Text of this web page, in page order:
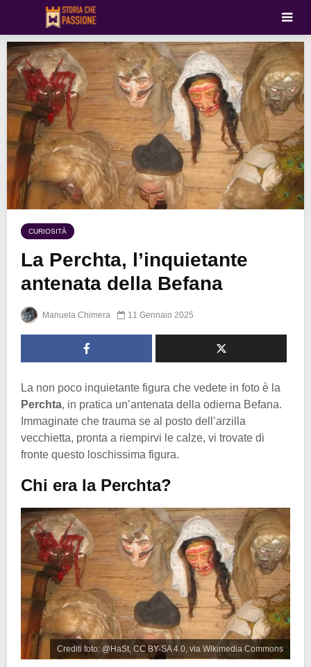
CURIOSITÀ
La Perchta, l’inquietante
antenata della Befana
Manuela Chimera 11 Gennaio 2025
La non poco inquietante figura che vedete in foto è la
Perchta, in pratica un’antenata della odierna Befana.
Immaginate che trauma se al posto dell’arzilla
vecchietta, pronta a riempirvi le calze, vi trovate di
fronte questo loschissima figura.
Chi era la Perchta?
Crediti foto: @HaSt, CC BY-SA 4.0, via Wikimedia Commons